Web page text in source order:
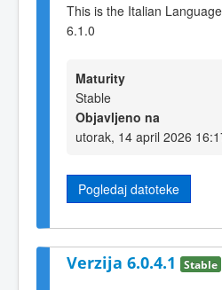
This is the Italian
6.1.0
Maturity
Stable
Objavljeno na
utorak, 14 april 2026
Pogledaj datoteke
Verzija 6.0.4.1 Stable